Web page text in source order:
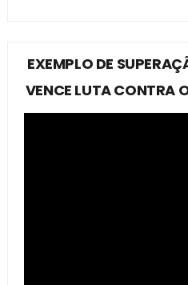
EXEMPLO DE
VENCE LUTA CONTRA